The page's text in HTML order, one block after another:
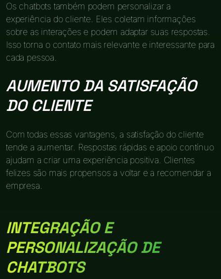
Os chatbots também podem personalizar a
experiência do cliente. Eles coletam informações
sobre as interações e podem adaptar suas respostas.
Isso torna o contato mais relevante e interessante para
cada pessoa.
AUMENTO DA SATISFAÇÃO
DO CLIENTE
Com todas essas vantagens, a satisfação do cliente
tende a aumentar. Respostas rápidas e apoio contínuo
ajudam a criar uma experiência positiva. Clientes
felizes são mais propensos a voltar e a recomendar a
empresa.
INTEGRAÇÃO E
PERSONALIZAÇÃO DE
CHATBOTS